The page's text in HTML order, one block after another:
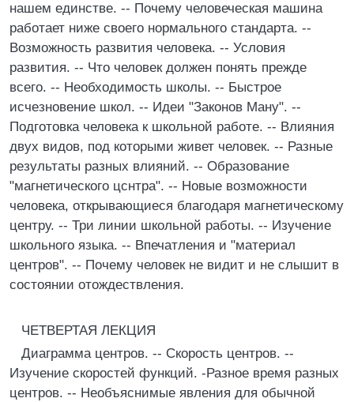
нашем единстве. -- Почему человеческая машина
работает ниже своего нормального стандарта. --
Возможность развития человека. -- Условия
развития. -- Что человек должен понять прежде
всего. -- Необходимость школы. -- Быстрое
исчезновение школ. -- Идеи "Законов Maнy". --
Подготовка человека к школьной работе. -- Влияния
двух видов, под которыми живет человек. -- Разные
результаты разных влияний. -- Образование
"магнетического цснтра". -- Новые возможности
человека, открывающиеся благодаря магнетическому
центру. -- Три линии школьной работы. -- Изучение
школьного языка. -- Впечатления и "материал
центров". -- Почему человек не видит и не слышит в
состоянии отождествления.
ЧЕТВЕРТАЯ ЛЕКЦИЯ
Диаграмма центров. -- Скорость центров. --
Изучение скоростей функций. -Разное время разных
центров. -- Необъяснимые явления для обычной